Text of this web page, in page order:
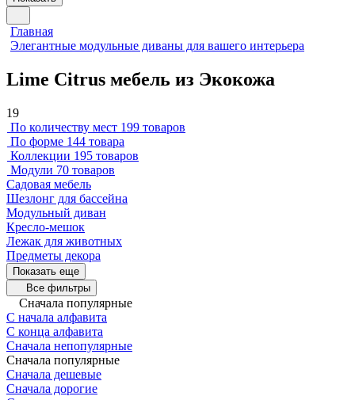
Главная
Элегантные модульные диваны для вашего интерьера
Lime Citrus мебель из Экокожа
19
По количеству мест 199 товаров
По форме 144 товара
Коллекции 195 товаров
Модули 70 товаров
Садовая мебель
Шезлонг для бассейна
Модульный диван
Кресло-мешок
Лежак для животных
Предметы декора
Показать еще
Все фильтры
Сначала популярные
С начала алфавита
С конца алфавита
Сначала непопулярные
Сначала популярные
Сначала дешевые
Сначала дорогие